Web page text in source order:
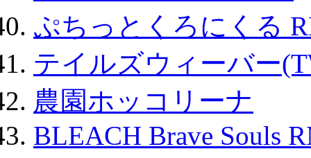
ぷちっとくろにくる
テイルズウィーバー
農園ホッコリーナ
BLEACH Brave Souls